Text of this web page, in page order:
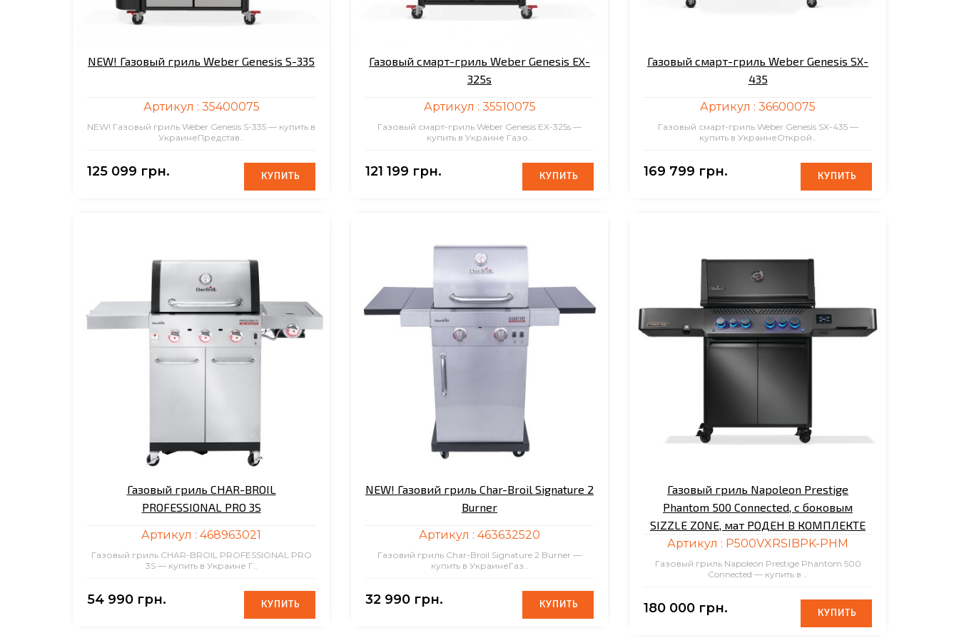
NEW! Газовый гриль Weber Genesis S-335
Артикул : 35400075
NEW! Газовый гриль Weber Genesis S-335 — купить в
УкраинеПредстав..
125 099 грн. КУПИТЬ
КУПИТЬ
Газовый смарт-гриль Weber Genesis EX-
325s
Артикул : 35510075
Газовый смарт-гриль Weber Genesis EX-325s —
купить в Украине Газо..
121 199 грн. КУПИТЬ
КУПИТЬ
Газовый смарт-гриль Weber Genesis SX-
435
Артикул : 36600075
Газовый смарт-гриль Weber Genesis SX-435 —
купить в УкраинеОткрой..
169 799 грн. КУПИТЬ
КУПИТЬ
Газовый гриль CHAR-BROIL
PROFESSIONAL PRO 3S
Артикул : 468963021
Газовый гриль CHAR-BROIL PROFESSIONAL PRO
3S — купить в Украине Г..
54 990 грн. КУПИТЬ
КУПИТЬ
NEW! Газовий гриль Char-Broil Signature 2
Burner
Артикул : 463632520
Газовий гриль Char-Broil Signature 2 Burner —
купить в УкраинеГаз..
32 990 грн. КУПИТЬ
КУПИТЬ
Газовый гриль Napoleon Prestige
Phantom 500 Connected, с боковым
SIZZLE ZONE, мат РОДЕН В КОМПЛЕКТЕ
Артикул : P500VXRSIBPK-PHM
Газовый гриль Napoleon Prestige Phantom 500
Connected — купить в ..
180 000 грн. КУПИТЬ
КУПИТЬ